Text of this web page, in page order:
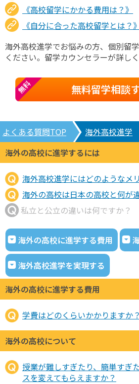
《高校留学にかかる費用は？》
《自分に合った高校留学とは？》
海外高校進学でお悩みの方、個別留
ください。留学カウンセラーが詳し
無料留学相談
無料
よくある質問TOP
海外高校進学
海外の高校に進学するには
海外高校進学にはどのようなメ
海外の高校は日本の高校と何が
私立と公立の違いは何ですか？
海外の高校に進学する費用
海外高校進学を実現する
海外の高校に進学する費用
学費はどのくらいかかりますか？
海外の高校について
授業が難しすぎたり、簡単すぎ
スを変えてもらえますか？